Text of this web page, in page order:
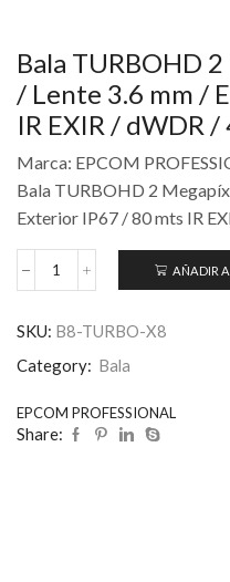
Bala TURBOHD
/ Lente 3.6 mm /
IR EXIR / dWDR /
Marca: EPCOM
Bala TURBOHD 2
Exterior IP67 / 80 mts IR
AÑADIR
SKU: B8-TURBO-X8
Category: Bala
EPCOM PROFESSIONAL
Share: